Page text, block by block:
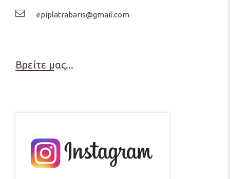
epiplatrabaris@gmail.com
Βρείτε μας...